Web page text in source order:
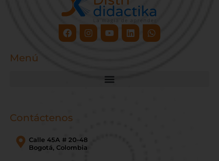
FacebookInstagram
YoutubeLinkedinWhatsapp
Menú
Contáctenos
Calle 45A # 20-48
Bogotá, Colombia